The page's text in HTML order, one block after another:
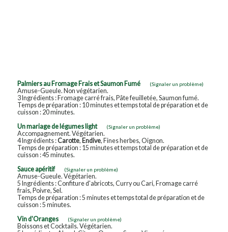
Palmiers au Fromage Frais et Saumon Fumé (Signaler un problème)
Amuse-Gueule. Non végétarien.
3 Ingrédients : Fromage carré frais, Pâte feuilletée, Saumon fumé.
Temps de préparation : 10 minutes et temps total de préparation et de
cuisson : 20 minutes.
Un mariage de légumes light
(Signaler un problème)
Accompagnement. Végétarien.
4 Ingrédients :Carotte, Endive, Fines herbes, Oignon.
Temps de préparation : 15 minutes et temps total de préparation et de
cuisson : 45 minutes.
Sauce apéritif
(Signaler un problème)
Amuse-Gueule. Végétarien.
5 Ingrédients : Confiture d'abricots, Curry ou Cari, Fromage carré
frais, Poivre, Sel.
Temps de préparation : 5 minutes et temps total de préparation et de
cuisson : 5 minutes.
Vin d'Oranges
(Signaler un problème)
Boissons et Cocktails. Végétarien.